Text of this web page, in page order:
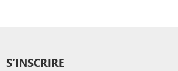
S’INSCRIRE